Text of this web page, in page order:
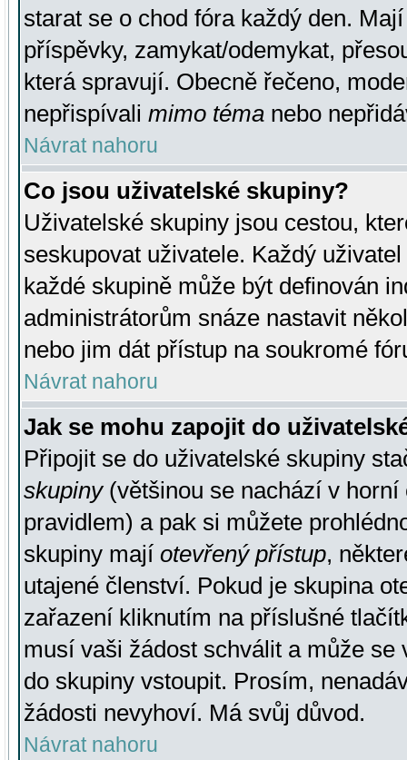
starat se o chod fóra každý den.
příspěvky, zamykat/odemykat,
která spravují. Obecně řečeno,
nepřispívali mimo téma nebo
Návrat nahoru
Co jsou uživatelské skupiny?
Uživatelské skupiny jsou cestou,
seskupovat uživatele. Každý
každé skupině může být definován
administrátorům snáze nastavit
nebo jim dát přístup na soukromé
Návrat nahoru
Jak se mohu zapojit do
Připojit se do uživatelské skupiny
skupiny(většinou se nachází v horní
pravidlem) a pak si můžete
skupiny mají otevřený přístup,
utajené členství. Pokud je skupina
zařazení kliknutím na příslušné
musí vaši žádost schválit a může se
do skupiny vstoupit. Prosím,
žádosti nevyhoví. Má svůj důvod.
Návrat nahoru